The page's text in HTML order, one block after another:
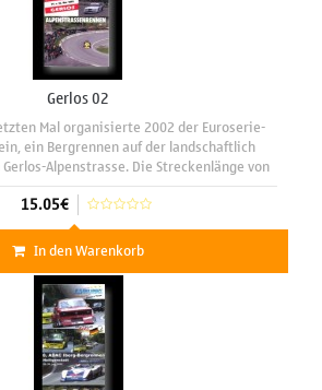
Gerlos 02
Mal organisierte 2002 der Euroserie-
ein Bergrennen auf der landschaftlich
Alpenstrasse. Die Streckenlänge von
Spitzkehren und einer Tunneldurchfahrt
á la
15.05€
In den Warenkorb